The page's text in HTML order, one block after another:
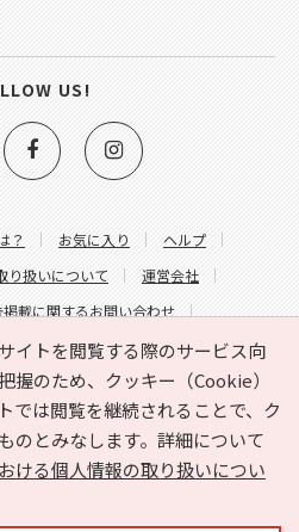
イトを閲覧する際のサービス向
握のため、クッキー（Cookie）
では閲覧を継続されることで、ク
のとみなします。詳細について
ける個人情報の取り扱いについ
？ お気に入り
ヘルプ
り扱いについて
運営会社
掲載に関するお問い合わせ
関するお問い合わせ
US!
All Rights Reserved.